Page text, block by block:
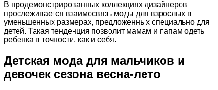
В продемонстрированных коллекциях дизайнеров
прослеживается взаимосвязь моды для взрослых в
уменьшенных размерах, предложенных специально для
детей. Такая тенденция позволит мамам и папам одеть
ребенка в точности, как и себя.
Детская мода для мальчиков и
девочек сезона весна-лето